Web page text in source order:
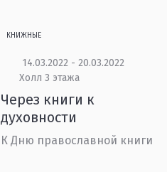
КНИЖНЫЕ
14.03.2022 - 20.03.2022
Холл 3 этажа
Через книги к
духовности
К Дню православной книги